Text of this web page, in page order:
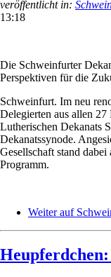
veröffentlicht in:
13:18
Die Schweinfurter
Perspektiven für die
Schweinfurt. Im neu
Delegierten aus allen
Lutherischen Dekanats
Dekanatssynode.
Gesellschaft stand
Programm.
Weiter auf